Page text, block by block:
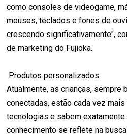
como consoles de videogame,
mouses, teclados e fones de
crescendo significativamente",
de marketing do Fujioka.
Produtos personalizados
Atualmente, as crianças, sempre
conectadas, estão cada vez
tecnologias e sabem
conhecimento se reflete na